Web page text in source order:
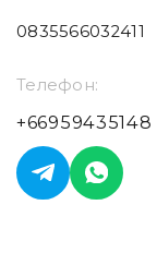
0835566032411
Телефон:
+66959435148